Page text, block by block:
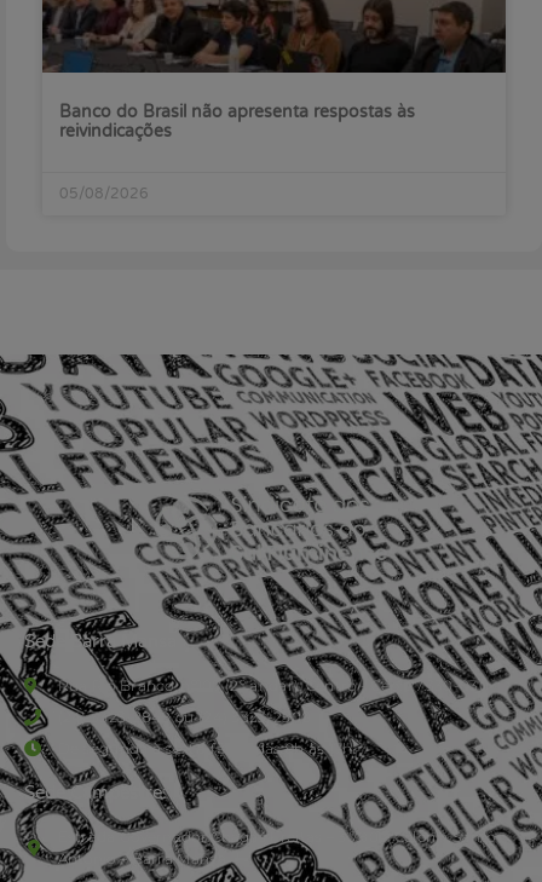
Banco do Brasil não apresenta respostas às
reivindicações
05/08/2026
Sede Barra Mansa
Rua Rio Branco, nº107 (2º andar), Centro - Cep: 27.330-030
(24) 3323-2848 ou (24) 3323-2500
De segunda à sexta-feira , das 9h às 17h.
Sede Campestre:
Estrada Governador Chagas Freitas – 3.780 – Colônia Santo
Antônio – Barra Mansa